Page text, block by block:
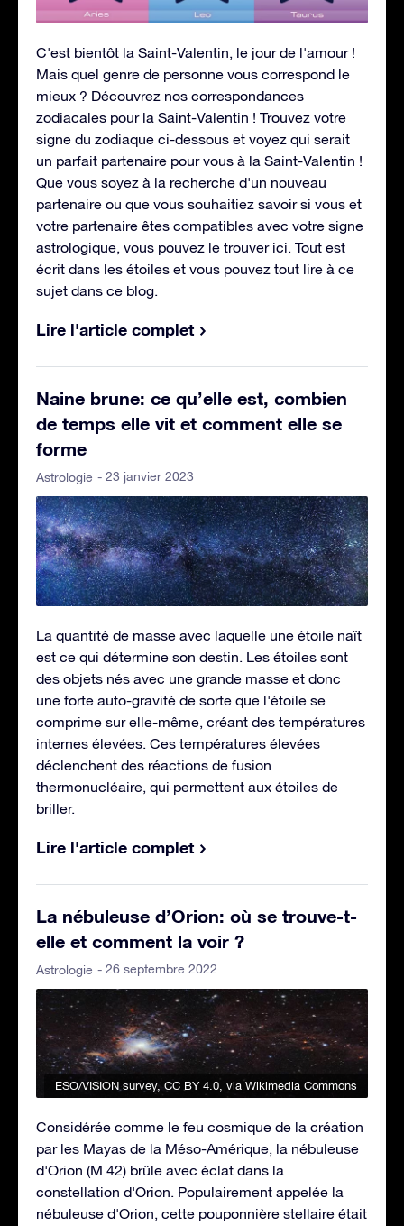
C'est bientôt la Saint-Valentin, le jour de l'amour !
Mais quel genre de personne vous correspond le
mieux ? Découvrez nos correspondances
zodiacales pour la Saint-Valentin ! Trouvez votre
signe du zodiaque ci-dessous et voyez qui serait
un parfait partenaire pour vous à la Saint-Valentin !
Que vous soyez à la recherche d'un nouveau
partenaire ou que vous souhaitiez savoir si vous et
votre partenaire êtes compatibles avec votre signe
astrologique, vous pouvez le trouver ici. Tout est
écrit dans les étoiles et vous pouvez tout lire à ce
sujet dans ce blog.
Lire l'article complet
Naine brune: ce qu’elle est, combien
de temps elle vit et comment elle se
forme
Astrologie - 23 janvier 2023
La quantité de masse avec laquelle une étoile naît
est ce qui détermine son destin. Les étoiles sont
des objets nés avec une grande masse et donc
une forte auto-gravité de sorte que l'étoile se
comprime sur elle-même, créant des températures
internes élevées. Ces températures élevées
déclenchent des réactions de fusion
thermonucléaire, qui permettent aux étoiles de
briller.
Lire l'article complet
La nébuleuse d’Orion: où se trouve-t-
elle et comment la voir ?
Astrologie - 26 septembre 2022
ESO/VISION survey, CC BY 4.0, via Wikimedia Commons
Considérée comme le feu cosmique de la création
par les Mayas de la Méso-Amérique, la nébuleuse
d'Orion (M 42) brûle avec éclat dans la
constellation d'Orion. Populairement appelée la
nébuleuse d'Orion, cette pouponnière stellaire était